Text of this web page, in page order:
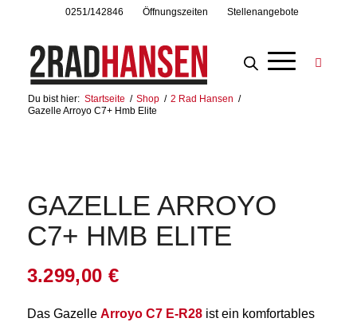
0251/142846 Öffnungszeiten Stellenangebote
Du bist hier: Startseite / Shop / 2 Rad Hansen /
Gazelle Arroyo C7+ Hmb Elite
GAZELLE ARROYO
C7+ HMB ELITE
3.299,00 €
Das Gazelle Arroyo C7 E-R28ist ein komfortables